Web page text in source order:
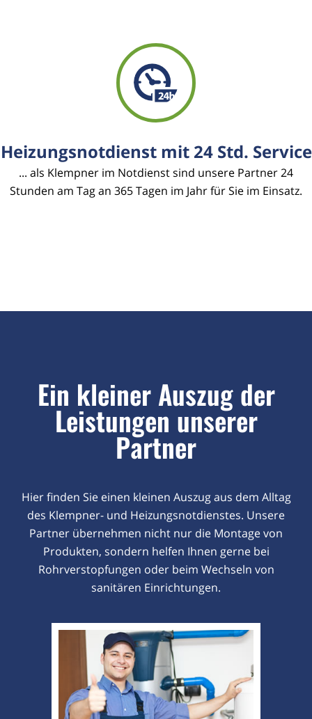
Heizungsnotdienst mit 24 Std. Service
... als Klempner im Notdienst sind unsere Partner 24
Stunden am Tag an 365 Tagen im Jahr für Sie im Einsatz.
Ein kleiner Auszug der
Leistungen unserer
Partner
Hier finden Sie einen kleinen Auszug aus dem Alltag
des Klempner- und Heizungsnotdienstes. Unsere
Partner übernehmen nicht nur die Montage von
Produkten, sondern helfen Ihnen gerne bei
Rohrverstopfungen oder beim Wechseln von
sanitären Einrichtungen.